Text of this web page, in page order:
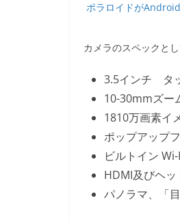
ポラロイドが
カメラのスペックとし
3.5インチ タ
10-30mmズー
1810万画素イ
ポップアップ
ビルトイン Wi-
HDMI及びヘ
パノラマ、「